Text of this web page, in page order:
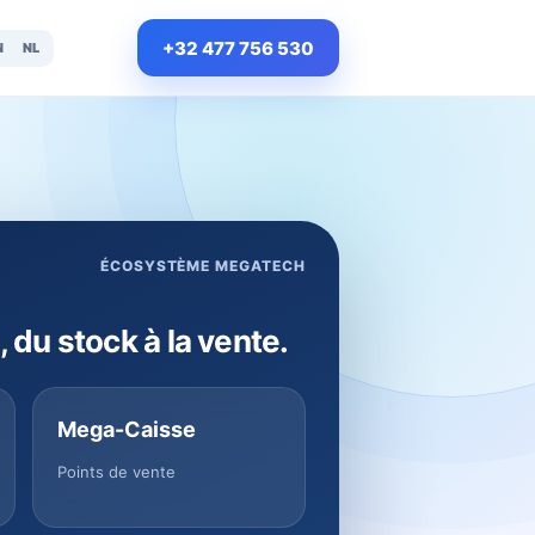
NL +32 477 756 530
ÉCOSYSTÈME MEGATECH
du stock à la vente.
Mega-Caisse
Points de vente